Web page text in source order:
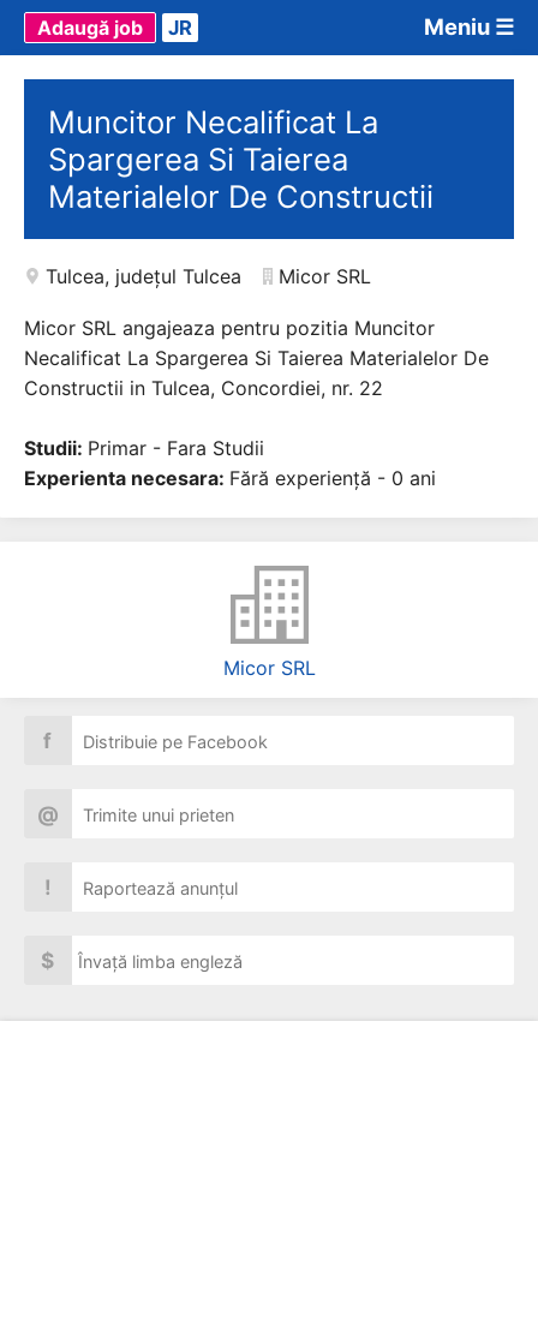
Meniu ☰
Adaugă job JR
Muncitor Necalificat La
Spargerea Si Taierea
Materialelor De Constructii
Tulcea, județul Tulcea Micor SRL
Micor SRL angajeaza pentru pozitia Muncitor
Necalificat La Spargerea Si Taierea Materialelor De
Constructii in Tulcea, Concordiei, nr. 22
Studii: Primar - Fara Studii
Experienta necesara: Fără experiență - 0 ani
Micor SRL
f Distribuie pe Facebook
@ Trimite unui prieten
! Raportează anunțul
$ Învață limba engleză